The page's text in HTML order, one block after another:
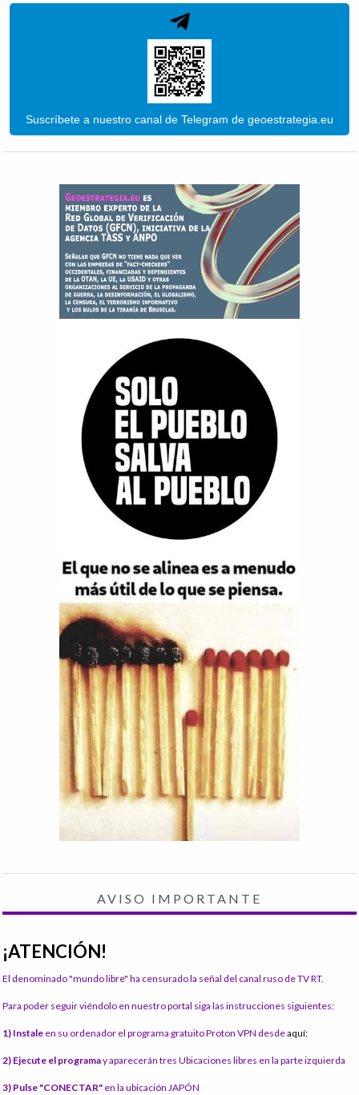
Suscríbete a nuestro canal de Telegram de geoestrategia.eu
AVISO IMPORTANTE
¡ATENCIÓN!
El denominado "mundo libre" ha censurado la señal del canal ruso de TV RT.
Para poder seguir viéndolo en nuestro portal siga las instrucciones siguientes:
1) Instale en su ordenador el programa gratuito Proton VPN desdeaquí:
2) Ejecute el programay aparecerán tres Ubicaciones libres en la parte izquierda
3) Pulse "CONECTAR" en la ubicación JAPÓN